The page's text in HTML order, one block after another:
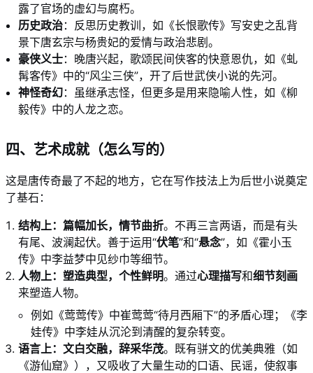
露了官场的虚幻与腐朽。
历史政治：反思历史教训，如《长恨歌传》写安史之乱背
景下唐玄宗与杨贵妃的爱情与政治悲剧。
豪侠义士：晚唐兴起，歌颂民间侠客的快意恩仇，如《虬
髯客传》中的“风尘三侠”，开了后世武侠小说的先河。
神怪奇幻：虽继承志怪，但更多是用来隐喻人性，如《柳
毅传》中的人龙之恋。
四、艺术成就（怎么写的）
这是唐传奇最了不起的地方，它在写作技法上为后世小说奠定
了基石：
结构上：篇幅加长，情节曲折。不再三言两语，而是有头
有尾、波澜起伏。善于运用“伏笔”和“悬念”，如《霍小玉
传》中李益梦中见纱巾等细节。
人物上：塑造典型，个性鲜明。通过心理描写和细节刻画
来塑造人物。
例如《莺莺传》中崔莺莺“待月西厢下”的矛盾心理；《李
娃传》中李娃从沉沦到清醒的复杂转变。
语言上：文白交融，辞采华茂。既有骈文的优美典雅（如
《游仙窟》），又吸收了大量生动的口语、民谣，使叙事